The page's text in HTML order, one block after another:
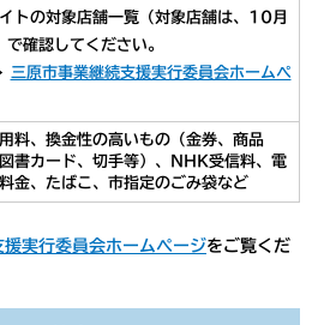
トの対象店舗一覧（対象店舗は、10月
確認してください。
三原市事業継続支援実行委員会ホームペ
料、換金性の高いもの（金券、商品
書カード、切手等）、NHK受信料、電
金、たばこ、市指定のごみ袋など
実行委員会ホームページをご覧くだ